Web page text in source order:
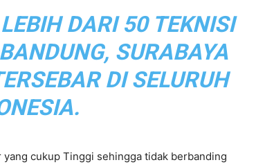
DARI 50 TEKNISI
SURABAYA
DI SELURUH
cukup Tinggi sehingga tidak berbanding